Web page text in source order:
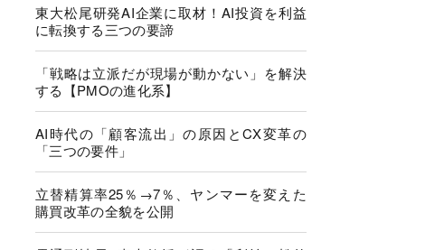
東大松尾研発AI企業に取材！AI投資を利益
に転換する三つの要諦
「戦略は立派だが現場が動かない」を解決
する【PMOの進化系】
AI時代の「顧客流出」の原因とCX変革の
「三つの要件」
立替精算率25％→7％、ヤンマーを変えた
購買改革の全貌を公開